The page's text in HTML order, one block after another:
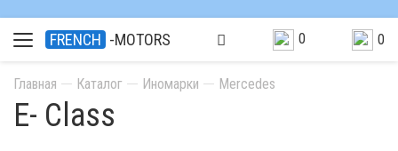
FRENCH -MOTORS 0 0
Главная Каталог Иномарки Mercedes
E- Class